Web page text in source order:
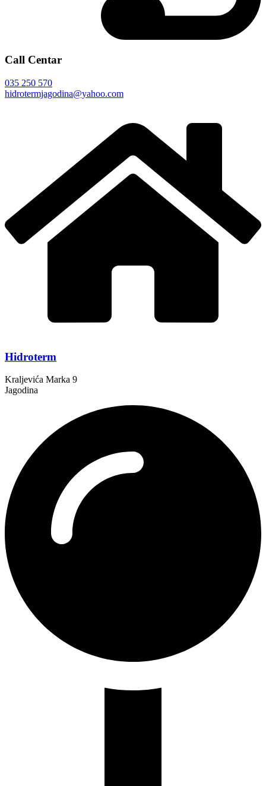
Call Centar
035 250 570
hidrotermjagodina@yahoo.com
Hidroterm
Kraljevića Marka 9
Jagodina